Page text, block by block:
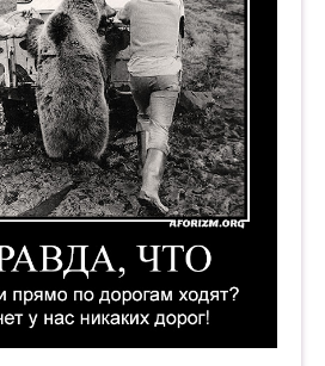
у вас медведи прямо по